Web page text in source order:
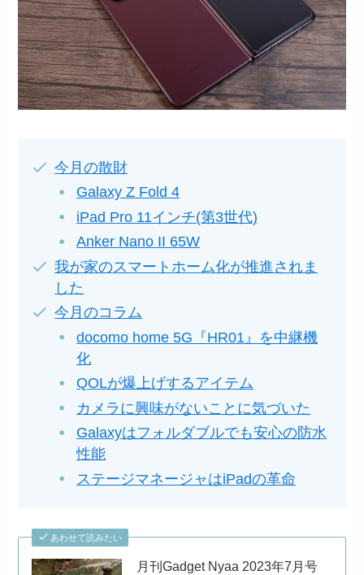
今月の散財
Galaxy Z Fold 4
iPad Pro 11インチ(第3世代)
Anker Nano II 65W
我が家のスマートホーム化が推進されま
した
今月のコラム
docomo home 5G『HR01』を中継機
化
QOLが爆上げするアイテム
カメラに興味がないことに気づいた
Galaxyはフォルダブルでも安心の防水
性能
ステージマネージャはiPadの革命
あわせて読みたい
月刊Gadget Nyaa 2023年7月号